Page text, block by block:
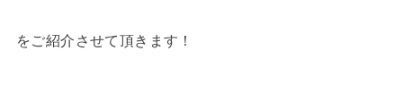
をご紹介させて頂きます！